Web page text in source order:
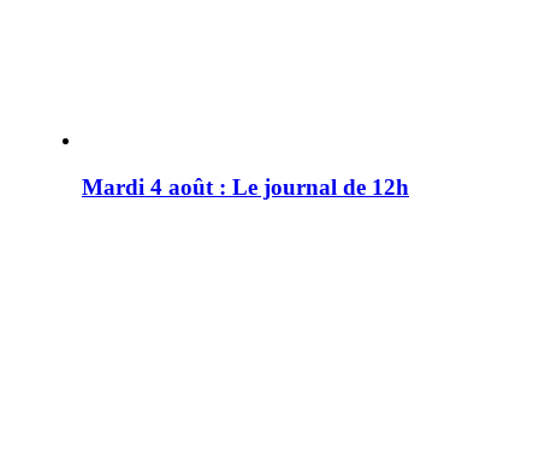
Mardi 4 août : Le journal de 12h